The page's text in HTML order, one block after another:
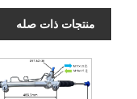
منتجات ذات صله